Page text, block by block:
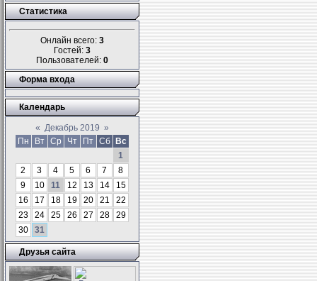
Статистика
Онлайн всего: 3
Гостей: 3
Пользователей: 0
Форма входа
Календарь
« Декабрь 2019 »
Пн
Вт Ср Чт Пт Сб
Вс
1
2
3 4 5 6 7
8
9
10 11 12 13 14
15
16
17 18 19 20 21
22
23
24 25 26 27 28
29
30
31
Друзья сайта